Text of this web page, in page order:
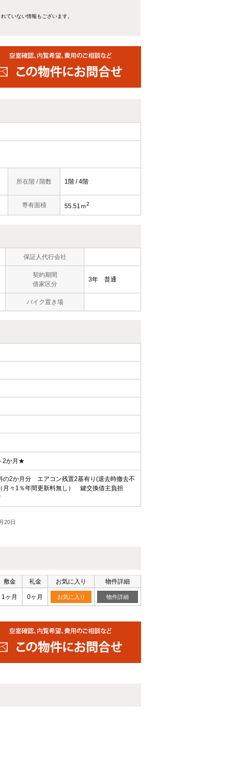
ていない情報もございます。
所在階 / 階数 1階 / 4階
専有面積 55.51ｍ2
保証人代行会社
契約期間
借家区分
3年 普通
バイク置き場
2か月★
2か月分 エアコン残置2基有り(退去時撤去不
月々1％年間更新料無し） 鍵交換借主負担
20日
敷金 礼金 お気に入り 物件詳細
1ヶ月 0ヶ月 お気に入り 物件詳細